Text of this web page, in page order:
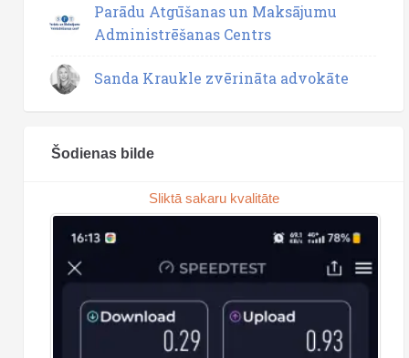
Parādu Atgūšanas un Maksājumu
Administrēšanas Centrs
Sanda Kraukle zvērināta advokāte
Šodienas bilde
Sliktā sakaru kvalitāte